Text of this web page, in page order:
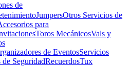
de
JumpersOtros Servicios de
para
Toros MecánicosVals y
de EventosServicios
de SeguridadRecuerdosTux